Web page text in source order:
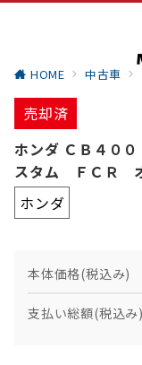
HOME 中古車
売却済
ホンダ ＣＢ４０
スタム ＦＣＲ
ホンダ
本体価格(税込み)
支払い総額(税込み)